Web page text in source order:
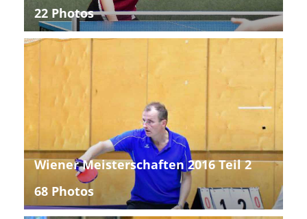
22 Photos
Wiener Meisterschaften 2016 Teil 2
68 Photos